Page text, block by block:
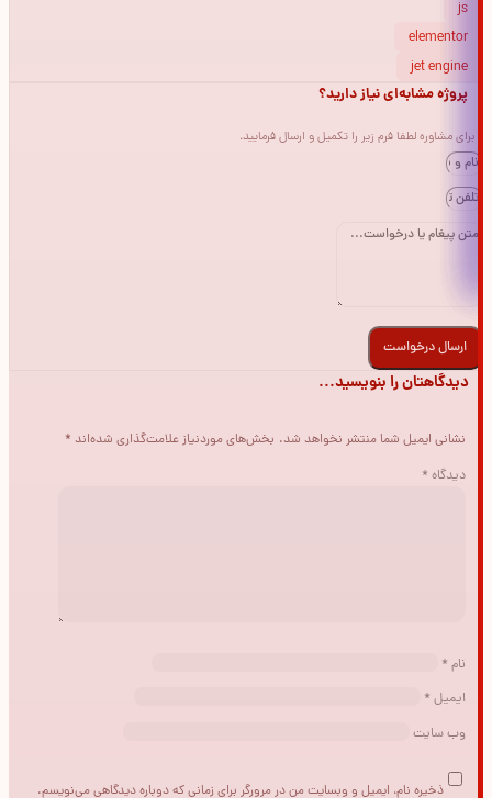
js
elementor
jet engine
پروژه مشابه‌ای نیاز دارید؟
برای مشاوره لطفا فرم زیر را تکمیل و ارسال فرمایید.
ارسال درخواست
دیدگاهتان را بنویسید...
نشانی ایمیل شما منتشر نخواهد شد. بخش‌های موردنیاز علامت‌گذاری شده‌اند *
دیدگاه *
نام *
ایمیل *
وب‌ سایت
ذخیره نام، ایمیل و وبسایت من در مرورگر برای زمانی که دوباره دیدگاهی می‌نویسم.